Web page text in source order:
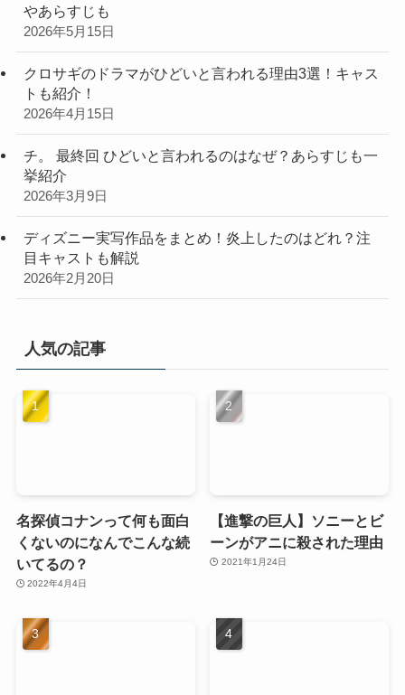
やあらすじも
2026年5月15日
クロサギのドラマがひどいと言われる理由3選！キャス
トも紹介！
2026年4月15日
チ。 最終回 ひどいと言われるのはなぜ？あらすじも一
挙紹介
2026年3月9日
ディズニー実写作品をまとめ！炎上したのはどれ？注
目キャストも解説
2026年2月20日
人気の記事
名探偵コナンって何も面白
くないのになんでこんな続
いてるの？
2022年4月4日
【進撃の巨人】ソニーとビ
ーンがアニに殺された理由
2021年1月24日